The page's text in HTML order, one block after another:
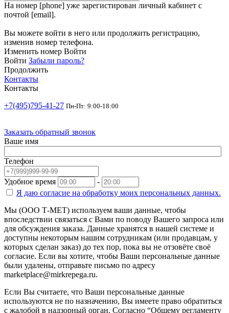
На номер [phone] уже зарегистирован личный кабинет с
почтой [email].
Вы можете войти в него или продолжить регистрацию,
изменив номер телефона.
Изменить номер Войти
Войти Забыли пароль?
Продолжить
Контакты
Контакты
+7(495)795-41-27 Пн-Пт: 9:00-18:00
Заказать обратный звонок
Ваше имя
Телефон
Удобное время
-
Я даю согласие на обработку моих персональных данных.
Мы (ООО Т-МЕТ) используем ваши данные, чтобы
впоследствии связаться с Вами по поводу Вашего запроса или
для обсуждения заказа. Данные хранятся в нашей системе и
доступны некоторым нашим сотрудникам (или продавцам, у
которых сделан заказ) до тех пор, пока вы не отзовёте своё
согласие. Если вы хотите, чтобы Ваши персональные данные
были удалены, отправьте письмо по адресу
marketplace@mirkrepega.ru.
Если Вы считаете, что Ваши персональные данные
используются не по назначению, Вы имеете право обратиться
с жалобой в надзорный орган. Согласно “Общему регламенту